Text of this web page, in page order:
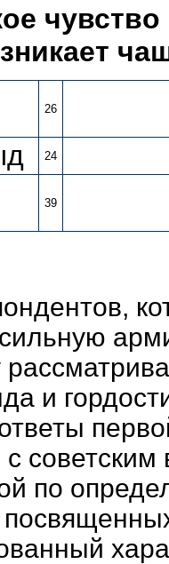
26
24
39
и
по